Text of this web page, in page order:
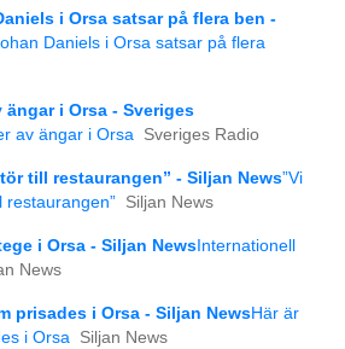
i Orsa satsar på flera ben -
Daniels i Orsa satsar på flera
i Orsa - Sveriges
av ängar i Orsa Sveriges Radio
till restaurangen” - Siljan News”Vi
restaurangen” Siljan News
i Orsa - Siljan News Internationell
News
prisades i Orsa - Siljan NewsHär är
i Orsa Siljan News